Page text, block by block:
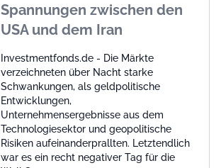
Spannungen zwischen den
USA und dem Iran
Investmentfonds.de - Die Märkte
verzeichneten über Nacht starke
Schwankungen, als geldpolitische
Entwicklungen,
Unternehmensergebnisse aus dem
Technologiesektor und geopolitische
Risiken aufeinanderprallten. Letztendlich
war es ein recht negativer Tag für die